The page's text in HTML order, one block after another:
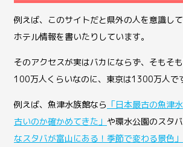
例えば、このサイトだと県外の人を意識し
ホテル情報を書いたりしています。
そのアクセスが実はバカにならず、そもそ
100万人くらいなのに、東京は1300万人で
例えば、魚津水族館なら 「日本最古の魚津
古いのか確かめてきた」 や環水公園のスタ
なスタバが富山にある！季節で変わる景色」